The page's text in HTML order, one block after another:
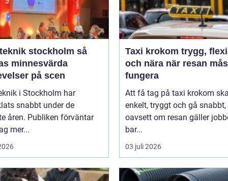
stockholm så
minnesvärda
på scen
i Stockholm har
snabbt under de
åren. Publiken förväntar
mer...
Taxi krokom trygg, flexibel
och nära när resan
fungera
Att få tag på taxi krokom
enkelt, tryggt och gå snabbt,
oavsett om resan gäller
bar...
03 juli 2026